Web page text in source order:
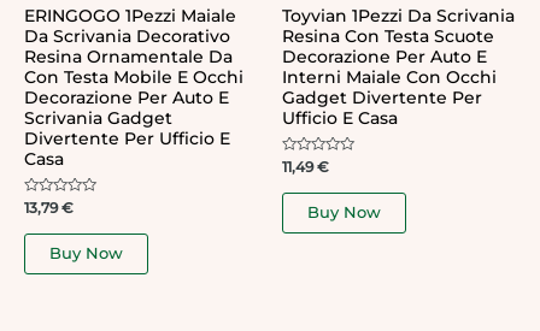
ERINGOGO 1Pezzi Maiale
Da Scrivania Decorativo
Resina Ornamentale Da
Con Testa Mobile E Occhi
Decorazione Per Auto E
Scrivania Gadget
Divertente Per Ufficio E
Casa
Rated
out
13,79€
Buy Now
Toyvian 1Pezzi Da Scrivania
Resina Con Testa Scuote
Decorazione Per Auto E
Interni Maiale Con Occhi
Gadget Divertente Per
Ufficio E Casa
Rated
out
11,49€
Buy Now